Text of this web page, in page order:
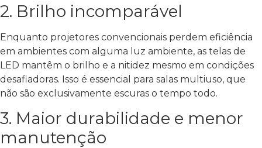
2. Brilho incomparável
Enquanto projetores convencionais perdem eficiência
em ambientes com alguma luz ambiente, as telas de
LED mantêm o brilho e a nitidez mesmo em condições
desafiadoras. Isso é essencial para salas multiuso, que
não são exclusivamente escuras o tempo todo.
3. Maior durabilidade e menor
manutenção